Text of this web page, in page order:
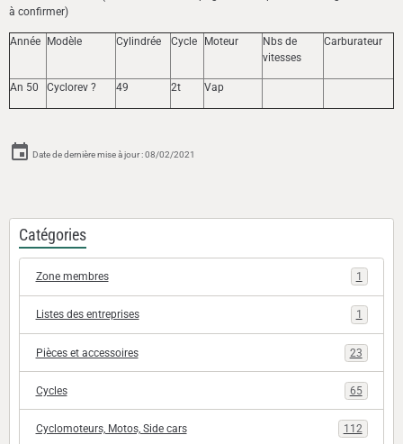
à confirmer)
Année Modèle Cylindrée Cycle Moteur
Nbs de
vitesses
Carburateur
An 50 Cyclorev ? 49 2t Vap
Date de dernière mise à jour : 08/02/2021
Catégories
Zone membres 1
Listes des entreprises 1
Pièces et accessoires 23
Cycles 65
Cyclomoteurs, Motos, Side cars 112